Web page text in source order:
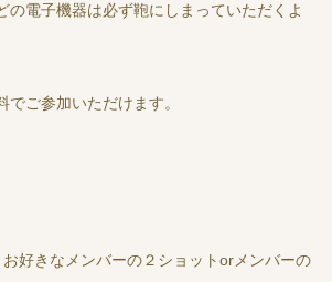
電子機器は必ず鞄にしまっていただくよ
ご参加いただけます。
好きなメンバーの２ショットorメンバーの